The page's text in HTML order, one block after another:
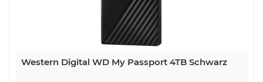
Western Digital WD My Passport 4TB Schwarz